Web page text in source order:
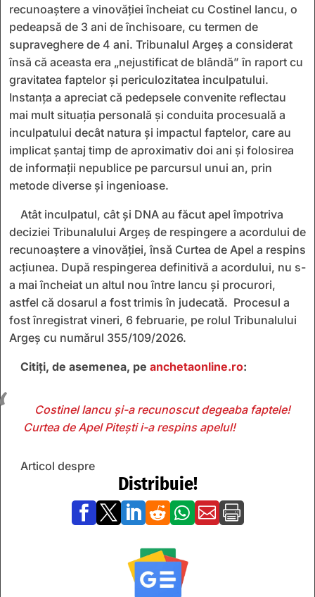
recunoaştere a vinovăţiei încheiat cu Costinel Iancu, o
pedeapsă de 3 ani de închisoare, cu termen de
supraveghere de 4 ani. Tribunalul Argeș a considerat
însă că aceasta era „nejustificat de blândă” în raport cu
gravitatea faptelor și periculozitatea inculpatului.
Instanța a apreciat că pedepsele convenite reflectau
mai mult situația personală și conduita procesuală a
inculpatului decât natura și impactul faptelor, care au
implicat șantaj timp de aproximativ doi ani și folosirea
de informații nepublice pe parcursul unui an, prin
metode diverse și ingenioase.
Atât inculpatul, cât și DNA au făcut apel împotriva
deciziei Tribunalului Argeș de respingere a acordului de
recunoaștere a vinovăției, însă Curtea de Apel a respins
acțiunea. După respingerea definitivă a acordului, nu s-
a mai încheiat un altul nou între Iancu și procurori,
astfel că dosarul a fost trimis în judecată. Procesul a
fost înregistrat vineri, 6 februarie, pe rolul Tribunalului
Argeş cu numărul 355/109/2026.
Citiţi, de asemenea, pe anchetaonline.ro:
Costinel Iancu și-a recunoscut degeaba faptele!
Curtea de Apel Pitești i-a respins apelul!
Articol despre
Distribuie!
      